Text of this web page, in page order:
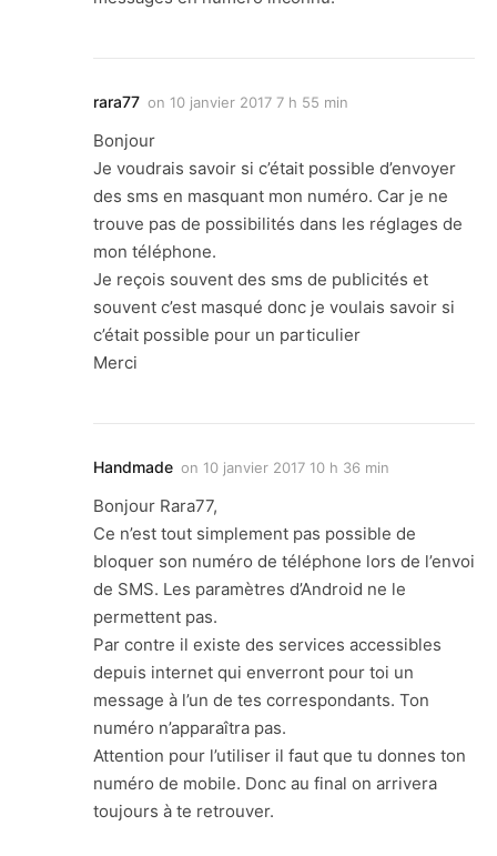
rara77 on 10 janvier 2017 7 h 55 min
Bonjour
Je voudrais savoir si c’était possible d’envoyer
des sms en masquant mon numéro. Car je ne
trouve pas de possibilités dans les réglages de
mon téléphone.
Je reçois souvent des sms de publicités et
souvent c’est masqué donc je voulais savoir si
c’était possible pour un particulier
Merci
Handmade on 10 janvier 2017 10 h 36 min
Bonjour Rara77,
Ce n’est tout simplement pas possible de
bloquer son numéro de téléphone lors de l’envoi
de SMS. Les paramètres d’Android ne le
permettent pas.
Par contre il existe des services accessibles
depuis internet qui enverront pour toi un
message à l’un de tes correspondants. Ton
numéro n’apparaîtra pas.
Attention pour l’utiliser il faut que tu donnes ton
numéro de mobile. Donc au final on arrivera
toujours à te retrouver.